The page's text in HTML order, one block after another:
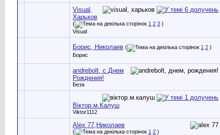
Visual,
Харьков
( 1 2 3 )
Visual
Борис, Николаев ( 1 2 )
Борис
andrebolt, с Днем
Рождения!
Беза
Віктор.м.Калуш
Viktor1112
Alex 77,Николаев
( 1 2 )